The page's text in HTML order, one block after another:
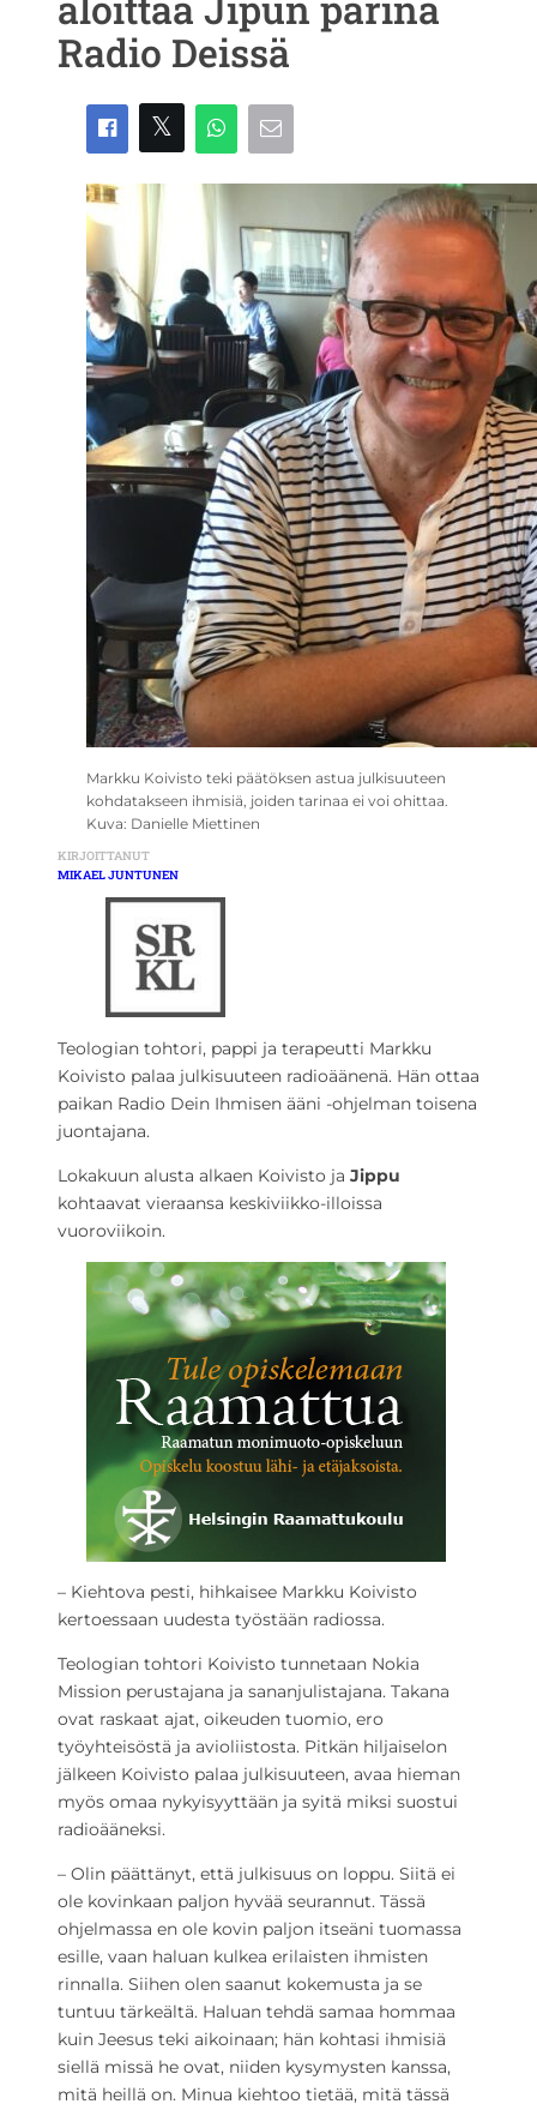
Radio Deissä
Markku Koivisto teki päätöksen astua julkisuuteen
kohdatakseen ihmisiä, joiden tarinaa ei voi ohittaa.
Kuva: Danielle Miettinen
KIRJOITTANUT
MIKAEL JUNTUNEN
Teologian tohtori, pappi ja terapeutti Markku
Koivisto palaa julkisuuteen radioäänenä. Hän ottaa
paikan Radio Dein Ihmisen ääni -ohjelman toisena
juontajana.
Lokakuun alusta alkaen Koivisto ja Jippu
kohtaavat vieraansa keskiviikko-illoissa
vuoroviikoin.
– Kiehtova pesti, hihkaisee Markku Koivisto
kertoessaan uudesta työstään radiossa.
Teologian tohtori Koivisto tunnetaan Nokia
Mission perustajana ja sananjulistajana. Takana
ovat raskaat ajat, oikeuden tuomio, ero
työyhteisöstä ja avioliistosta. Pitkän hiljaiselon
jälkeen Koivisto palaa julkisuuteen, avaa hieman
myös omaa nykyisyyttään ja syitä miksi suostui
radioääneksi.
– Olin päättänyt, että julkisuus on loppu. Siitä ei
ole kovinkaan paljon hyvää seurannut. Tässä
ohjelmassa en ole kovin paljon itseäni tuomassa
esille, vaan haluan kulkea erilaisten ihmisten
rinnalla. Siihen olen saanut kokemusta ja se
tuntuu tärkeältä. Haluan tehdä samaa hommaa
kuin Jeesus teki aikoinaan; hän kohtasi ihmisiä
siellä missä he ovat, niiden kysymysten kanssa,
mitä heillä on. Minua kiehtoo tietää, mitä tässä